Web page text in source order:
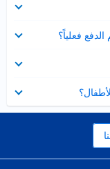
فعلياً؟